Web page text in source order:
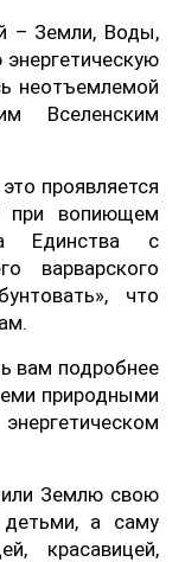
– Земли, Воды,
неотъемлемой
Вселенским
проявляется
при вопиющем
Единства с
варварского
что
вам подробнее
природными
Землю свою
а саму
красавицей,